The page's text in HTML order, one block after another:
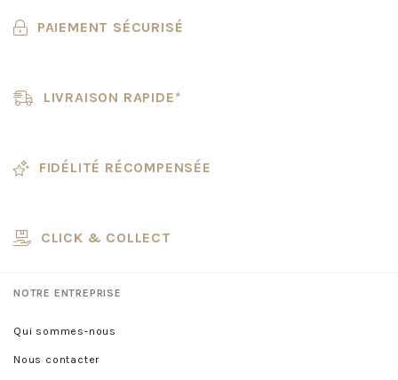
PAIEMENT SÉCURISÉ
LIVRAISON RAPIDE*
FIDÉLITÉ RÉCOMPENSÉE
CLICK & COLLECT
NOTRE ENTREPRISE
Qui sommes-nous
Nous contacter